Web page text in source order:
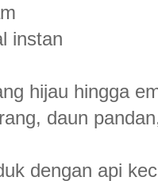
instan
hijau hingga
daun
dengan api